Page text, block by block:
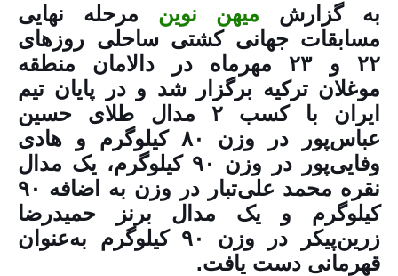
به گزارش میهن نوین مرحله نهایی
مسابقات جهانی کشتی ساحلی روز‌های
۲۲ و ۲۳ مهرماه در دالامان منطقه
موغلان ترکیه برگزار شد و در پایان تیم
ایران با کسب ۲ مدال طلای حسین
عباس‌پور در وزن ۸۰ کیلوگرم و هادی
وفایی‌پور در وزن ۹۰ کیلوگرم، یک مدال
نقره محمد علی‌تبار در وزن به اضافه ۹۰
کیلوگرم و یک مدال برنز حمیدرضا
زرین‌پیکر در وزن ۹۰ کیلوگرم به‌عنوان
قهرمانی دست یافت.